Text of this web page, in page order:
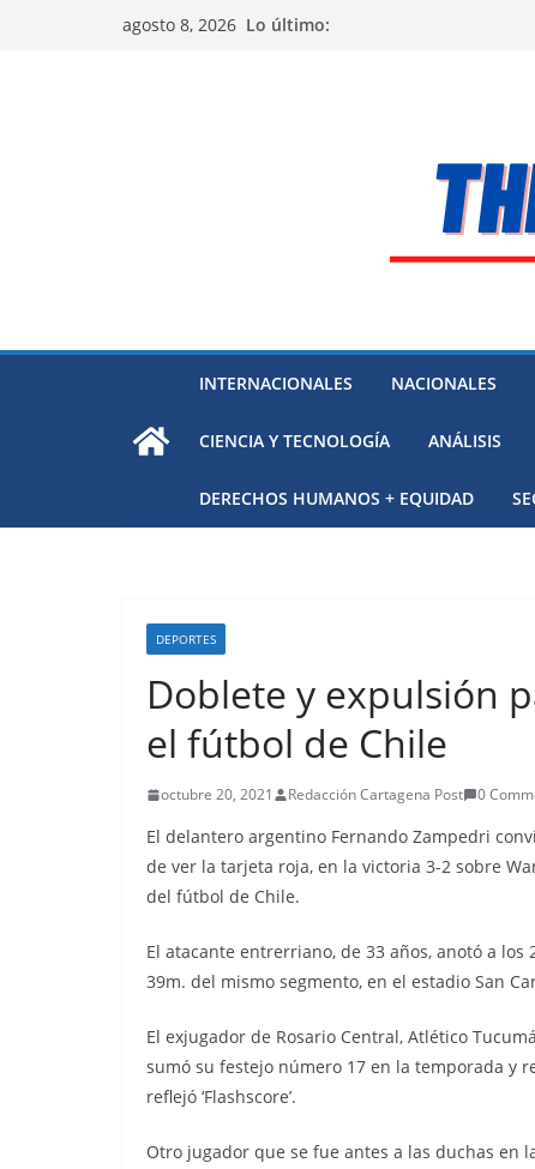
agosto 8, 2026 Lo último:
INTERNACIONALES NACIONALES
CIENCIA Y TECNOLOGÍA ANÁLISIS
DERECHOS HUMANOS + EQUIDAD
DEPORTES
Doblete y expulsión
el fútbol de Chile
octubre 20, 2021 Redacción Cartagena Post 0
El delantero argentino Fernando Zampedri
de ver la tarjeta roja, en la victoria 3-2 sobre
del fútbol de Chile.
El atacante entrerriano, de 33 años, anotó a
39m. del mismo segmento, en el estadio San
El exjugador de Rosario Central, Atlético
sumó su festejo número 17 en la temporada y
reflejó ‘Flashscore’.
Otro jugador que se fue antes a las duchas en